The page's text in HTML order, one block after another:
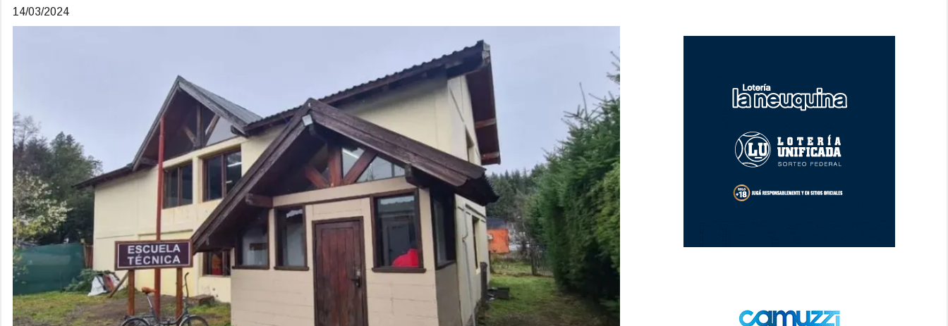
14/03/2024